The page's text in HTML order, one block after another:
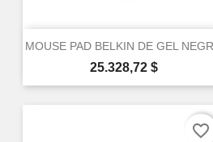
MOUSE PAD BELKIN DE GEL
Precio
25.328,72 $
favorite_border